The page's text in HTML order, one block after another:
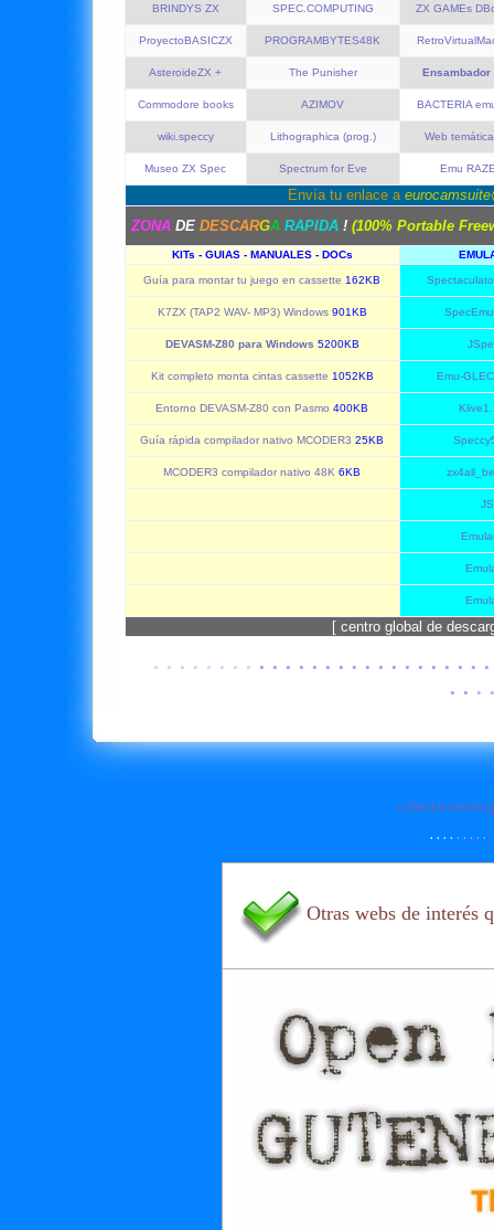
BRINDYS ZX SPEC.COMPUTING ZX GAMEs
ProyectoBASICZX PROGRAMBYTES48K
AsteroideZX + The Punisher Ensambador
Commodore books AZIMOV BACTERIA
wiki.speccy Lithographica (prog.) Web
Museo ZX Spec Spectrum for Eve Emu
Envía tu enlace a
ZONA DEDESCARGA RAPIDA ! (100% Portable
KITs - GUIAS - MANUALES - DOCs
Guía para montar tu juego en cassette 162KB
K7ZX (TAP2 WAV- MP3) Windows901KB
DEVASM-Z80 para Windows 5200KB
Kit completo monta cintas cassette 1052KB Emu-
Entorno DEVASM-Z80 con Pasmo 400KB
Guía rápida compilador nativo MCODER3 25KB
MCODER3 compilador nativo 48K 6KB
[ centro global de
· · · · · · · · · · · · · · · · · · · · · · · · ·
· · ·
· · · · · · · · ·
Otras webs de interés